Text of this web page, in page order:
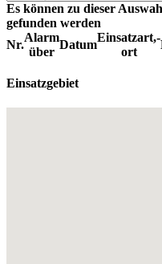
Es können zu dieser
gefunden werden
Nr.
Alarm
über
Datum
Einsatzart,-
ort
Einsatzgebiet